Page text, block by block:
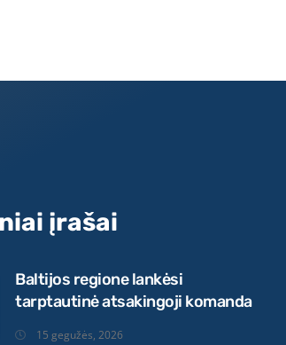
įrašai
Baltijos regione lankėsi
tarptautinė atsakingoji komanda
15 gegužės, 2026